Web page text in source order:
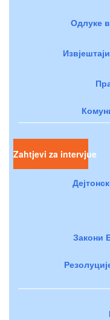
Одлуке
Zahtjevi za intervjue
Закони